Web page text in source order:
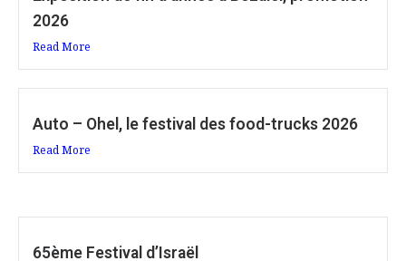
2026
Read More
Auto – Ohel, le festival des food-trucks 2026
Read More
65ème Festival d’Israël